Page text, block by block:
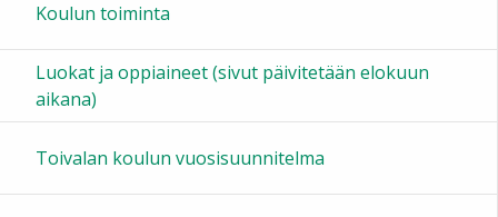
14:00
15:00
16:00
Koulun toiminta
Luokat ja oppiaineet (sivut päivitetään elokuun
aikana)
Toivalan koulun vuosisuunnitelma